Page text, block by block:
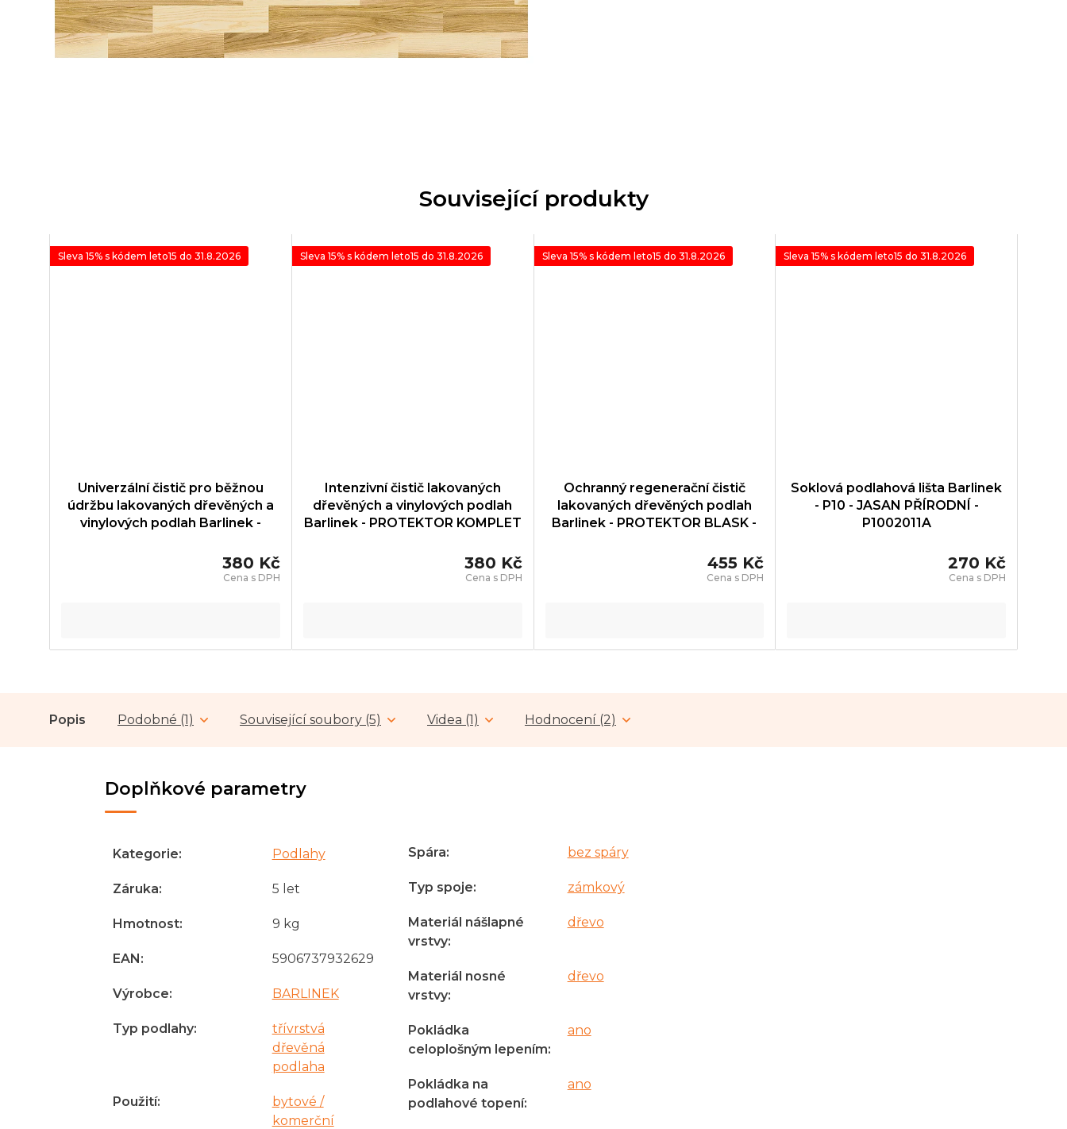
Související produkty
Sleva 15% s kódem leto15 do 31.8.2026
Univerzální čistič pro běžnou
údržbu lakovaných dřevěných a
vinylových podlah Barlinek -
380 Kč
Sleva 15% s kódem leto15 do 31.8.2026
Intenzivní čistič lakovaných
dřevěných a vinylových podlah
Barlinek - PROTEKTOR KOMPLET
380 Kč
Sleva 15% s kódem leto15 do 31.8.2026
Ochranný regenerační čistič
lakovaných dřevěných podlah
Barlinek - PROTEKTOR BLASK -
455 Kč
Sleva 15% s kódem leto15 do 31.8.2026
Soklová podlahová lišta Barlinek
- P10 - JASAN PŘÍRODNÍ -
P1002011A
270 Kč
Popis Podobné (1) Související soubory (5) Videa (1) Hodnocení (2)
Doplňkové parametry
Kategorie: Podlahy
Záruka: 5 let
Hmotnost: 9 kg
EAN: 5906737932629
Výrobce: BARLINEK
Typ podlahy:
třívrstvá
dřevěná
podlaha
Použití:
bytové /
komerční
Spára: bez spáry
Typ spoje: zámkový
Materiál nášlapné
vrstvy:
dřevo
Materiál nosné
vrstvy:
dřevo
Pokládka
celoplošným lepením:
ano
Pokládka na
podlahové topení:
ano